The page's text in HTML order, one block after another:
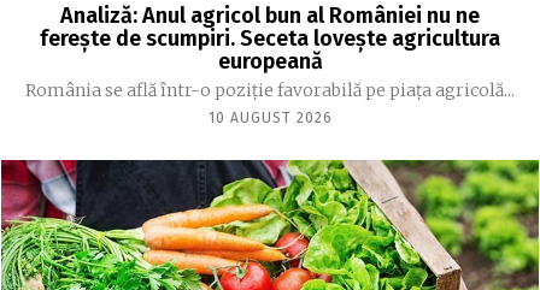
Analiză: Anul agricol bun al României nu ne
ferește de scumpiri. Seceta lovește agricultura
europeană
România se află într-o poziție favorabilă pe piața agricolă...
10 AUGUST 2026